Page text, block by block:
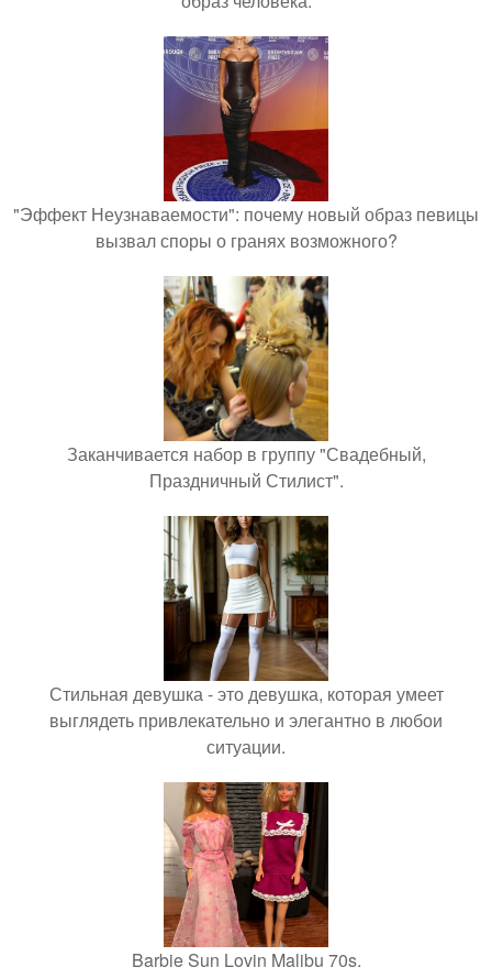
"Эффект Неузнаваемости": почему новый образ певицы
вызвал споры о гранях возможного?
Заканчивается набор в группу "Свадебный,
Праздничный Стилист".
Стильная девушка - это девушка, которая умеет
выглядеть привлекательно и элегантно в любои
ситуации.
Barbie Sun Lovin Malibu 70s.